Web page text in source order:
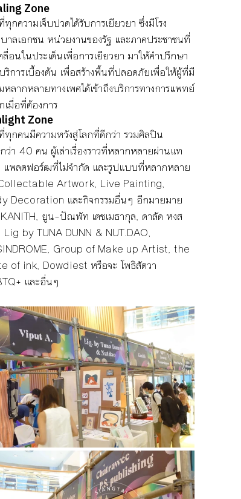
Zone
ทุกความเจ็บปวดได้รับการเยียวยา ซึ่งมีโรง
าลเอกชน หน่วยงานของรัฐ และภาคประชาชนที่
ลื่อนในประเด็นเพื่อการเยียวยา มาให้คำปรึกษา
ริการเบื้องต้น เพื่อสร้างพื้นที่ปลอดภัยเพื่อให้ผู้ที่มี
หลากหลายทางเพศได้เข้าถึงบริการทางการแพทย์
เมื่อที่ต้องการ
Zone
ทุกคนมีความหวังสู่โลกที่ดีกว่า รวมศิลปิน
ว่า 40 คน ผู้เล่าเรื่องราวที่หลากหลายผ่านแท
แพลตฟอร์ฒที่ไม่จำกัด และรูปแบบที่หลากหลาย
Artwork, Live Painting,
Decoration และกิจกรรมอื่นๆ อีกมายมาย
KANITH, ยูน–ปัณพัท เตชเมธากุล, ดาลัด หงส
Lig by TUNA DUNN & NUT.DAO,
Group of Make up Artist, the
of ink, Dowdiest หรือจะ โพธิสัตวา
และอื่นๆ